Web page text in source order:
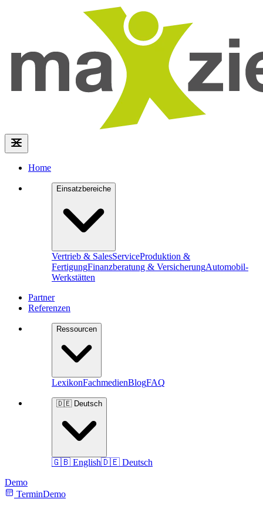
Home
Einsatzbereiche
Vertrieb & SalesServiceProduktion &
FertigungFinanzberatung & VersicherungAutomobil-
Werkstätten
Partner
Referenzen
Ressourcen
LexikonFachmedienBlogFAQ
🇩🇪 Deutsch
🇬🇧 English🇩🇪 Deutsch
Demo
TerminDemo